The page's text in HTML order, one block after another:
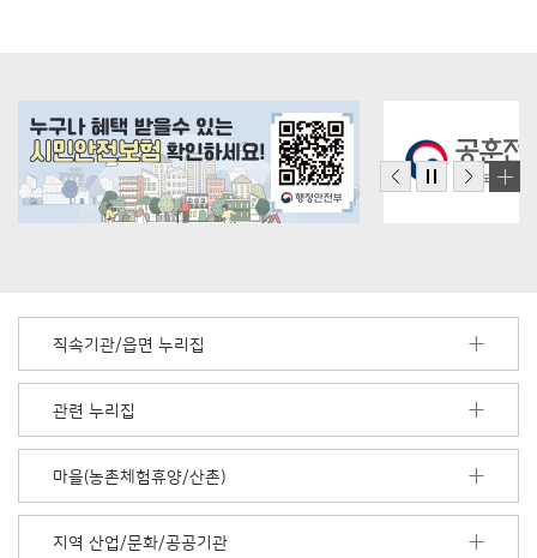
직속기관/읍면 누리집
관련 누리집
마을(농촌체험휴양/산촌)
지역 산업/문화/공공기관